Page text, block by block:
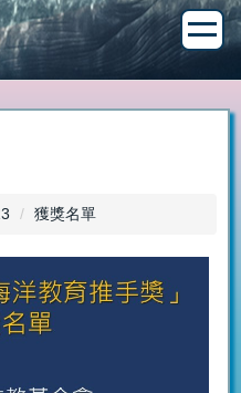
獲獎名單